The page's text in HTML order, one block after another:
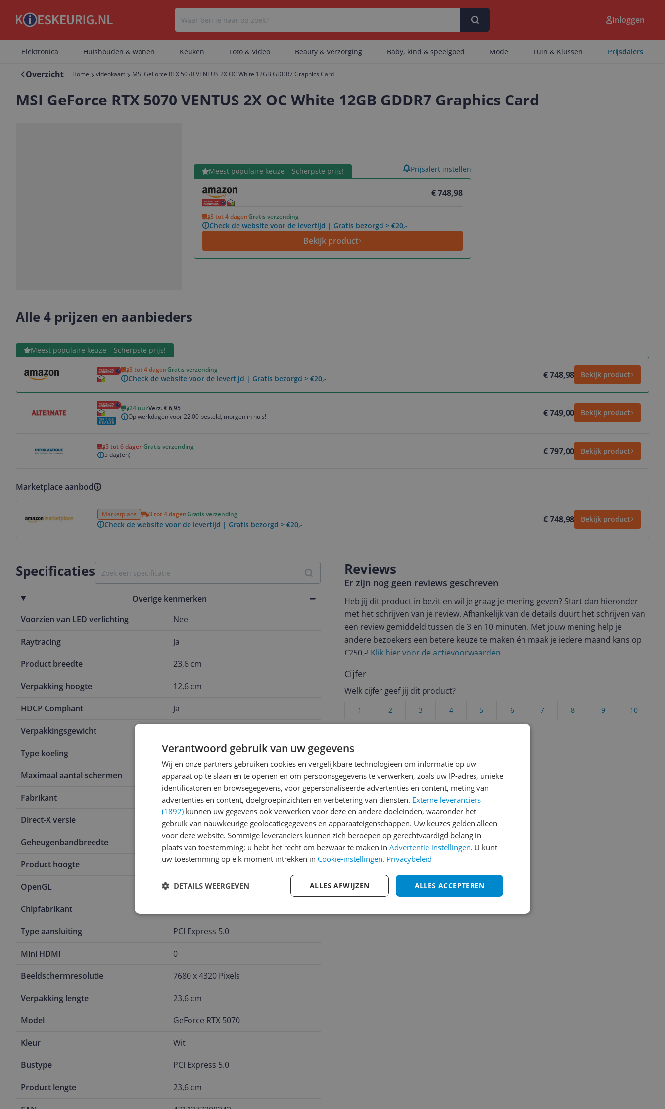
Er zijn geen categorieën gevonden.
Er zijn geen artikelen gevonden.
Inloggen
Elektronica Huishouden & wonen Keuken Foto & Video Beauty & Verzorging Baby, kind & speelgoed Mode Tuin & Klussen Prijsdalers
Overzicht Home videokaart MSI GeForce RTX 5070 VENTUS 2X OC White 12GB GDDR7 Graphics Card
MSI GeForce RTX 5070 VENTUS 2X OC White 12GB GDDR7 Graphics Card
Meest populaire keuze – Scherpste prijs!
€ 748,98
3 tot 4 dagenGratis verzending
Check de website voor de levertijd | Gratis bezorgd > €20,-
Bekijk product
Bekijk product Prijsalert instellen
Alle 4 prijzen en aanbieders
Meest populaire keuze – Scherpste prijs!
3 tot 4 dagenGratis verzending
Check de website voor de levertijd | Gratis bezorgd > €20,- € 748,98 Bekijk product
Bekijk product
24 uurVerz. € 6,95
Op werkdagen voor 22.00 besteld, morgen in huis!
€ 749,00 Bekijk product
5 tot 6 dagenGratis verzending
5 dag(en)
€ 797,00 Bekijk product
Marketplace aanbod
Marketplace 3 tot 4 dagenGratis verzending
Check de website voor de levertijd | Gratis bezorgd > €20,- € 748,98 Bekijk product
Specificaties
Overige kenmerken
Voorzien van LED verlichting
Nee
Raytracing Ja
Product breedte 23,6 cm
Verpakking hoogte 12,6 cm
HDCP Compliant Ja
Verpakkingsgewicht
Type koeling Actief
Maximaal aantal schermen 4
Fabrikant MSI
Direct-X versie 12 Ultimate
Geheugenbandbreedte
Product hoogte 12,6 cm
OpenGL 4.6
Chipfabrikant
Type aansluiting PCI Express 5.0
Mini HDMI 0
Beeldschermresolutie 7680 x 4320 Pixels
Verpakking lengte 23,6 cm
Model GeForce RTX 5070
Kleur Wit
Bustype PCI Express 5.0
Product lengte 23,6 cm
Reviews
Er zijn nog geen reviews geschreven
Heb jij dit product in bezit en wil je graag je mening geven? Start dan hieronder
met het schrijven van je review. Afhankelijk van de details duurt het schrijven van
een review gemiddeld tussen de 3 en 10 minuten. Met jouw mening help je
andere bezoekers een betere keuze te maken én maak je iedere maand kans op
€250,-! Klik hier voor de actievoorwaarden.
Cijfer
Welk cijfer geef jij dit product?
10
9
8
7
6
5
4
3
2
1
Verantwoord gebruik van uw gegevens
Wij en onze partners gebruiken cookies en vergelijkbare technologieën om informatie op uw
apparaat op te slaan en te openen en om persoonsgegevens te verwerken, zoals uw IP-adres, unieke
identificatoren en browsegegevens, voor gepersonaliseerde advertenties en content, meting van
advertenties en content, doelgroepinzichten en verbetering van diensten. Externe leveranciers
(1892) kunnen uw gegevens ook verwerken voor deze en andere doeleinden, waaronder het
gebruik van nauwkeurige geolocatiegegevens en apparaateigenschappen. Uw keuzes gelden alleen
voor deze website. Sommige leveranciers kunnen zich beroepen op gerechtvaardigd belang in
plaats van toestemming; u hebt het recht om bezwaar te maken in Advertentie-instellingen. U kunt
uw toestemming op elk moment intrekken in Cookie-instellingen. Privacybeleid
ALLES ACCEPTEREN
ALLES AFWIJZEN
DETAILS WEERGEVEN